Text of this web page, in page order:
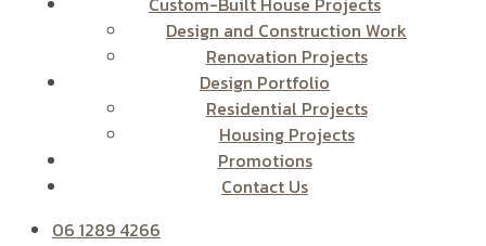
Design and Construction Work
Renovation Projects
Design Portfolio
Residential Projects
Housing Projects
Promotions
Contact Us
06 1289 4266